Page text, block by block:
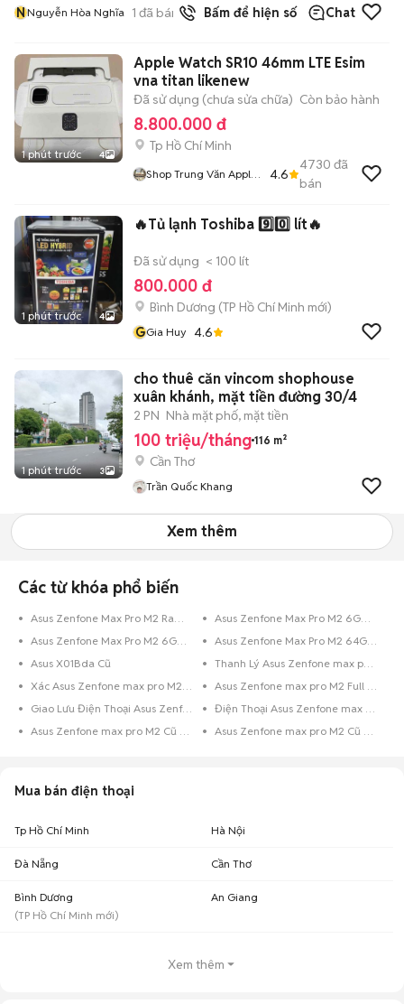
NNguyễn Hòa Nghĩa 1 đã bán Bấm để hiện số Chat
1 phút trước 4
Apple Watch SR10 46mm LTE Esim
vna titan likenew
Đã sử dụng (chưa sửa chữa) Còn bảo hành
8.800.000 đ
Tp Hồ Chí Minh
Shop Trung Văn Apple
4.6
4730 đã
bán
1 phút trước 4
🔥Tủ lạnh Toshiba 9️⃣0️⃣ lít🔥
Đã sử dụng < 100 lít
800.000 đ
Bình Dương (TP Hồ Chí Minh mới)
GGia Huy 4.6
1 phút trước 3
cho thuê căn vincom shophouse
xuân khánh, mặt tiền đường 30/4
2 PN Nhà mặt phố, mặt tiền
100 triệu/tháng 116 m²
Cần Thơ
Trần Quốc Khang
Xem thêm
Các từ khóa phổ biến
Asus Zenfone Max Pro M2 Ram 3GB 32GB Cũ
Asus Zenfone Max Pro M2 6GB Cũ
Asus Zenfone Max Pro M2 6GB 128GB Cũ
Asus Zenfone Max Pro M2 64GB 4GB Cũ
Asus X01Bda Cũ
Thanh Lý Asus Zenfone max pro M2 Cũ
Xác Asus Zenfone max pro M2 Cũ
Asus Zenfone max pro M2 Full Box
Giao Lưu Điện Thoại Asus Zenfone max pro M2
Điện Thoại Asus Zenfone max pro M2 Trả Góp
Asus Zenfone max pro M2 Cũ Còn Bảo Hành
Asus Zenfone max pro M2 Cũ Nguyên Zin
Mua bán điện thoại
Tp Hồ Chí Minh Hà Nội
Đà Nẵng Cần Thơ
Bình Dương
(TP Hồ Chí Minh mới)
An Giang
Xem thêm